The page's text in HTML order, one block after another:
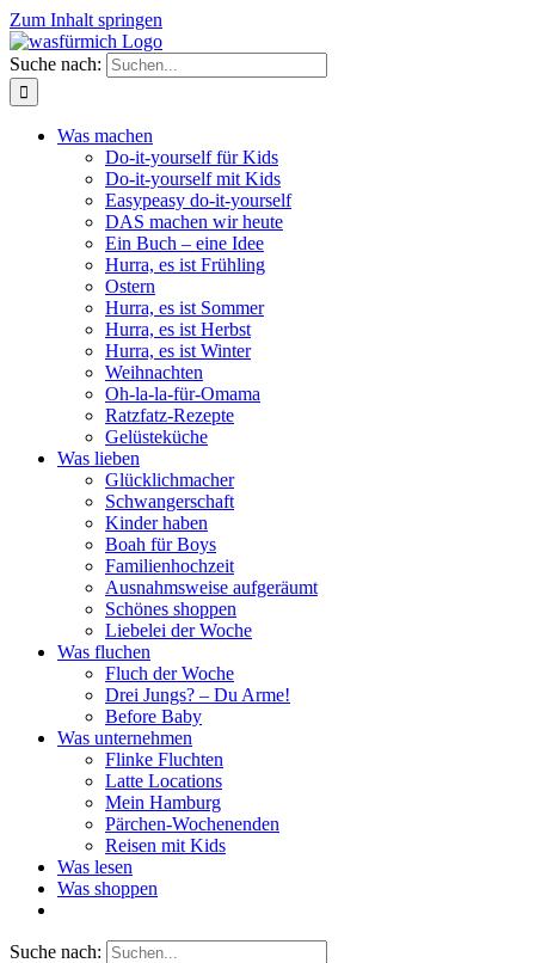
Zum Inhalt springen
Suche nach:
Was machen
Do-it-yourself für Kids
Do-it-yourself mit Kids
Easypeasy do-it-yourself
DAS machen wir heute
Ein Buch – eine Idee
Hurra, es ist Frühling
Ostern
Hurra, es ist Sommer
Hurra, es ist Herbst
Hurra, es ist Winter
Weihnachten
Oh-la-la-für-Omama
Ratzfatz-Rezepte
Gelüsteküche
Was lieben
Glücklichmacher
Schwangerschaft
Kinder haben
Boah für Boys
Familienhochzeit
Ausnahmsweise aufgeräumt
Schönes shoppen
Liebelei der Woche
Was fluchen
Fluch der Woche
Drei Jungs? – Du Arme!
Before Baby
Was unternehmen
Flinke Fluchten
Latte Locations
Mein Hamburg
Pärchen-Wochenenden
Reisen mit Kids
Was lesen
Was shoppen
Suche nach: